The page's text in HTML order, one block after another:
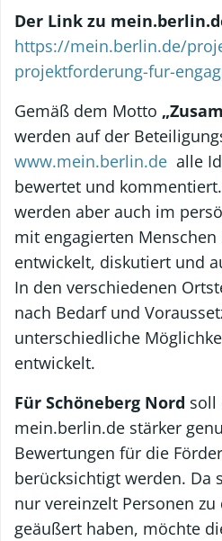
Der Link zu
https://mein.berlin.de/
projektforderung-fur-
Gemäß dem Motto
werden auf der
www.mein.berlin.de alle
bewertet und
werden aber auch im
mit engagierten Menschen
entwickelt, diskutiert und
In den verschiedenen
nach Bedarf und
unterschiedliche
entwickelt.
Für Schöneberg Nord soll
mein.berlin.de stärker
Bewertungen für die
berücksichtigt werden. Da
nur vereinzelt Personen zu
geäußert haben, möchte